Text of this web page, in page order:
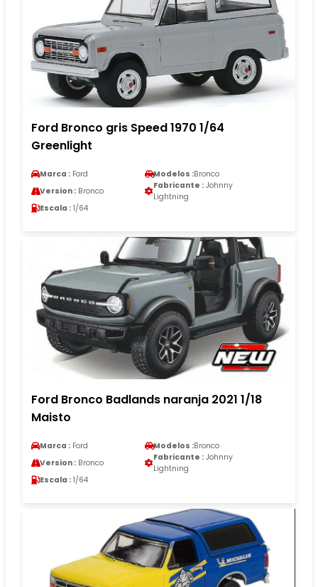
Ford Bronco gris Speed 1970 1/64
Greenlight
Marca : Ford Modelos :Bronco
Version : Bronco
Fabricante : Johnny
Lightning
Escala : 1/64
Ford Bronco Badlands naranja 2021 1/18
Maisto
Marca : Ford Modelos :Bronco
Version : Bronco
Fabricante : Johnny
Lightning
Escala : 1/64